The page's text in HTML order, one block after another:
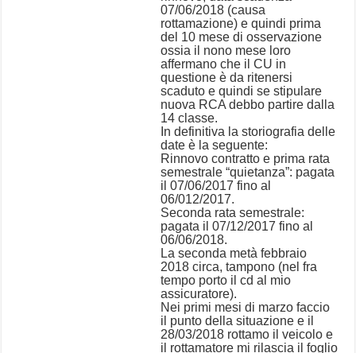
07/06/2018 (causa
rottamazione) e quindi prima
del 10 mese di osservazione
ossia il nono mese loro
affermano che il CU in
questione è da ritenersi
scaduto e quindi se stipulare
nuova RCA debbo partire dalla
14 classe.
In definitiva la storiografia delle
date è la seguente:
Rinnovo contratto e prima rata
semestrale “quietanza”: pagata
il 07/06/2017 fino al
06/012/2017.
Seconda rata semestrale:
pagata il 07/12/2017 fino al
06/06/2018.
La seconda metà febbraio
2018 circa, tampono (nel fra
tempo porto il cd al mio
assicuratore).
Nei primi mesi di marzo faccio
il punto della situazione e il
28/03/2018 rottamo il veicolo e
il rottamatore mi rilascia il foglio